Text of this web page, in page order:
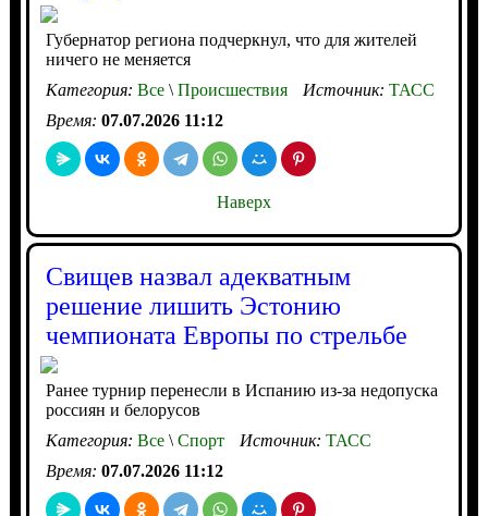
Губернатор региона подчеркнул, что для жителей
ничего не меняется
Категория: Все\Происшествия Источник: ТАСС
Время: 07.07.2026 11:12
Наверх
Свищев назвал адекватным
решение лишить Эстонию
чемпионата Европы по стрельбе
Ранее турнир перенесли в Испанию из-за недопуска
россиян и белорусов
Категория: Все\Спорт Источник: ТАСС
Время: 07.07.2026 11:12